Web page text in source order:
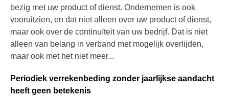
bezig met uw product of dienst. Ondernemen is ook
vooruitzien, en dat niet alleen over uw product of dienst,
maar ook over de continuïteit van uw bedrijf. Dat is niet
alleen van belang in verband met mogelijk overlijden,
maar ook met het niet meer...
Periodiek verrekenbeding zonder jaarlijkse aandacht
heeft geen betekenis